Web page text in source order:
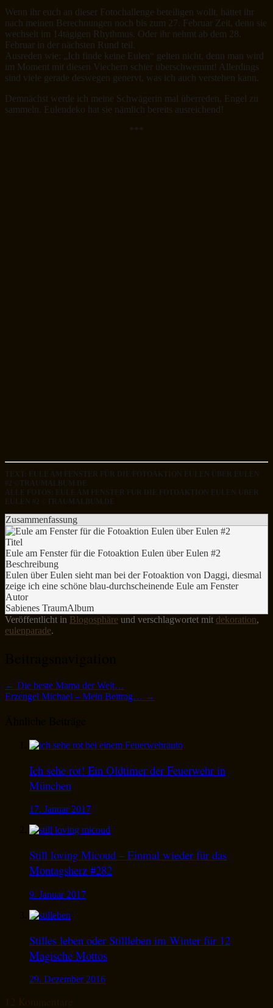
Wenn ihr euch an dieser Fotochallenge beteiligen wollt, hättet ihr
nach meinen Berechnungen noch bis zum 27. Februar Zeit, denn sie
wechselt im 14tägigen Rhythmus. Oder ihr nehmt ab dem 28.
Februar in der nächsten Rund teil.
Ausreden wie: „Ich finde keine Eulen“ gelten nicht, denn man wird
im Moment mit diesen Viechern schier überschwemmt! Allerdings
sind viele gerade deswegen genervt, was ich auch verstehen kann.
Demnächst werde ich meine Schwägerin mal überreden, Engel zu
sammeln. Eulendeko hat sie nämlich bereits ausreichend!
***
TEXT: EULE AM FENSTER FÜR DIE FOTOAKTION EULEN ÜBER EULEN
#2 ©TRAUMALBUM.DE
ALLE FOTOS: EULE AM FENSTER FÜR DIE FOTOAKTION EULEN ÜBER
EULEN #2 ©TRAUMALBUM.DE
Zusammenfassung
Titel
Eule am Fenster für die Fotoaktion Eulen über Eulen #2
Beschreibung
Eulen über Eulen sieht man bei der Fotoaktion von Daggi, diesmal
zeige ich eine schöne blau-durchscheinende Eule am Fenster
Autor
Sabienes TraumAlbum
Veröffentlicht in Blogosphäre und verschlagwortet mit dekoration,
eulenparade.
← Die beste Mama der Welt…
Erzengel Michael – Mein Beitrag… →
Ich sehe rot! Ein Oldtimer der Feuerwehr in
München
17. Januar 2017
Still loving Micoud – Einmal wieder für das
Montagsherz #282
9. Januar 2017
Stilles leben oder Stillleben im Winter für 12
Magische Mottos
29. Dezember 2016